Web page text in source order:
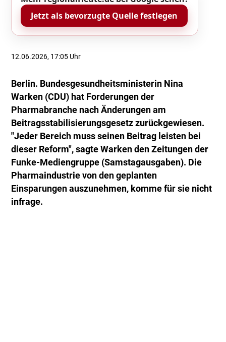
Jetzt als bevorzugte Quelle festlegen
12.06.2026, 17:05 Uhr
Berlin. Bundesgesundheitsministerin Nina
Warken (CDU) hat Forderungen der
Pharmabranche nach Änderungen am
Beitragsstabilisierungsgesetz zurückgewiesen.
"Jeder Bereich muss seinen Beitrag leisten bei
dieser Reform", sagte Warken den Zeitungen der
Funke-Mediengruppe (Samstagausgaben). Die
Pharmaindustrie von den geplanten
Einsparungen auszunehmen, komme für sie nicht
infrage.